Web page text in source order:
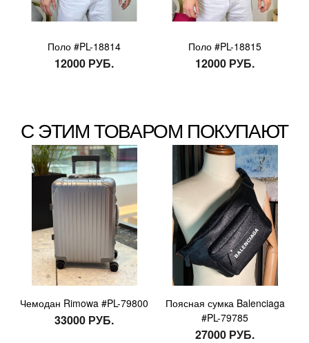
Поло #PL-18814
12000 РУБ.
Поло #PL-18815
12000 РУБ.
С ЭТИМ ТОВАРОМ ПОКУПАЮТ
Чемодан Rimowa #PL-79800
33000 РУБ.
Поясная сумка Balenciaga
#PL-79785
27000 РУБ.